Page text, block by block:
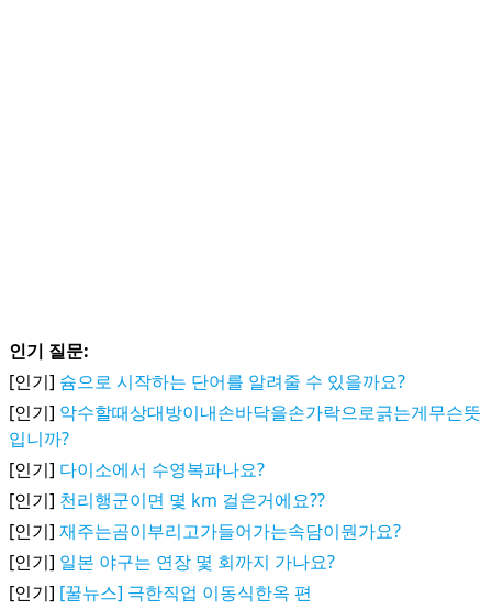
인기 질문:
[인기] 슘으로 시작하는 단어를 알려줄 수 있을까요?
[인기] 악수할때상대방이내손바닥을손가락으로긁는게무슨뜻
입니까?
[인기] 다이소에서 수영복파나요?
[인기] 천리행군이면 몇 km 걸은거에요??
[인기] 재주는곰이부리고가들어가는속담이뭔가요?
[인기] 일본 야구는 연장 몇 회까지 가나요?
[인기] [꿀뉴스] 극한직업 이동식한옥 편